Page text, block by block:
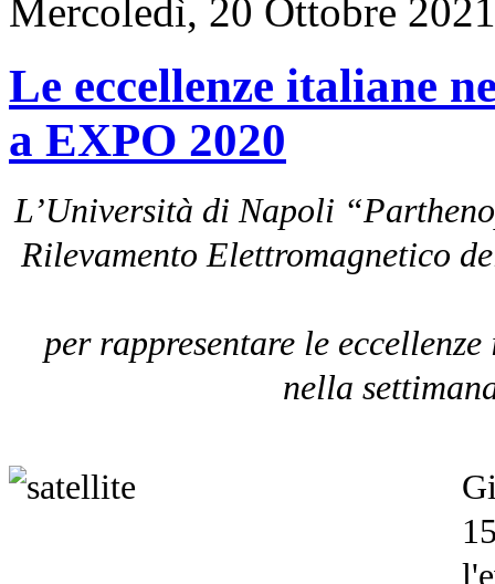
Mercoledì, 20 Ottobre
Le eccellenze italiane
a EXPO 2020
L’Università di Napoli
Rilevamento Elettromagnetico
per rappresentare le
nella